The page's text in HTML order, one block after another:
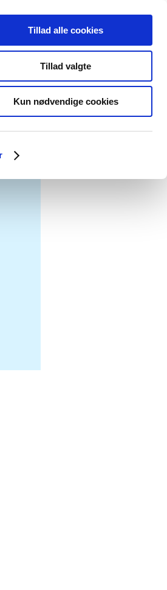
Tillad alle cookies
Tillad valgte
Kun nødvendige cookies